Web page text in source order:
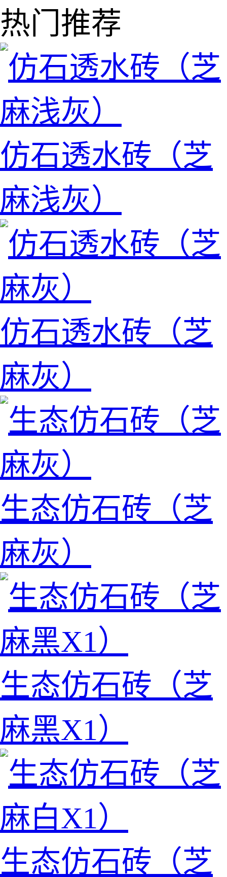
热门推荐
仿石透水砖（芝
麻浅灰）
仿石透水砖（芝
麻灰）
生态仿石砖（芝
麻灰）
生态仿石砖（芝
麻黑X1）
生态仿石砖（芝